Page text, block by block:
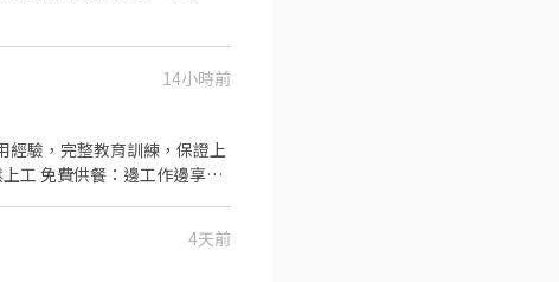
配合學校實習。 7.有機會轉
!) 💯愛吃愛玩的夥伴，快加
14小時前
4天前